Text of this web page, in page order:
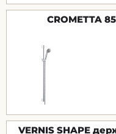
CROMETTA
VERNIS SHAPE